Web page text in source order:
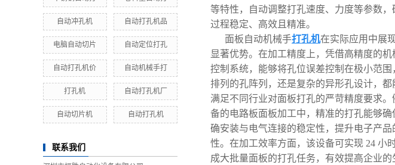
自动冲孔机 自动打孔机品
电脑自动切片 自动定位打孔
自动打孔机价 自动机械手打
打孔机 自动打孔机厂
自动切片机 自动打孔机
联系我们
等特性，自动调整打孔速度、力度等参数，
过程稳定、高效且精准。
面板自动机械手打孔机在实际应用中展
显著优势。在加工精度上，凭借高精度的
控制系统，能够将孔位误差控制在极小范围
排列的孔阵列，还是复杂的异形孔设计，都
满足不同行业对面板打孔的严苛精度要求
备的电路板面板加工中，精准的打孔能够确
确安装与电气连接的稳定性，提升电子产品
性。在加工效率方面，该设备可实现 24 小
成大批量面板的打孔任务，有效提高企业